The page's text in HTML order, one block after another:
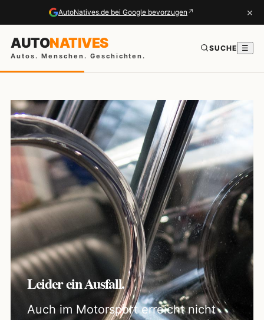
AutoNatives.de bei Google bevorzugen ↗ ×
AUTONATIVES
Autos. Menschen. Geschichten.
SUCHE ☰
Leider ein Ausfall.
Auch im Motorsport erreicht nicht